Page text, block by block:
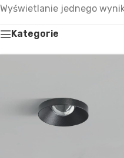
Wyświetlanie jednego
Kategorie